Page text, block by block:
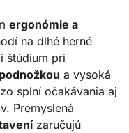
ergonómie a
na dlhé herné
štúdium pri
podnožkou a vysoká
splní očakávania aj
Premyslená
zaručujú